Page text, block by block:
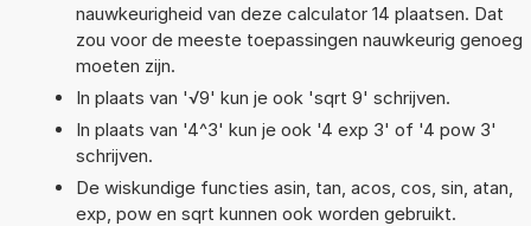
nauwkeurigheid van deze calculator 14 plaatsen. Dat
zou voor de meeste toepassingen nauwkeurig genoeg
moeten zijn.
In plaats van '√9' kun je ook 'sqrt 9' schrijven.
In plaats van '4^3' kun je ook '4 exp 3' of '4 pow 3'
schrijven.
De wiskundige functies asin, tan, acos, cos, sin, atan,
exp, pow en sqrt kunnen ook worden gebruikt.